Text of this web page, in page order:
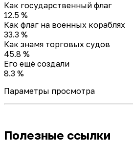
Как государственный флаг
12.5 %
Как флаг на военных кораблях
33.3 %
Как знамя торговых судов
45.8 %
Его ещё создали
8.3 %
Параметры просмотра
Полезные ссылки